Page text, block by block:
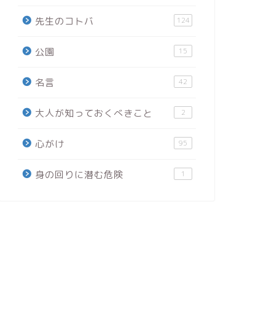
先生のコトバ 124
公園 15
名言 42
大人が知っておくべきこと 2
心がけ 95
身の回りに潜む危険 1